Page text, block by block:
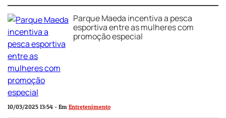
Parque Maeda incentiva a pesca
esportiva entre as mulheres com
promoção especial
10/03/2025 13:54 - Em Entretenimento